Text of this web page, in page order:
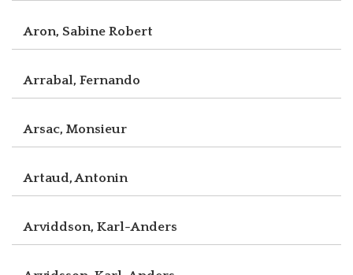
Aron, Sabine Robert
Arrabal, Fernando
Arsac, Monsieur
Artaud, Antonin
Arviddson, Karl-Anders